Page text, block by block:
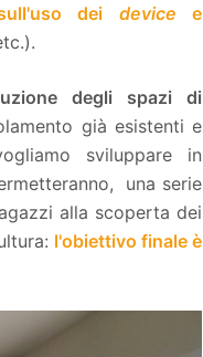
dei devicee
degli spazi di
già esistenti e
sviluppare in
una serie
alla scoperta dei
l'obiettivo finale è